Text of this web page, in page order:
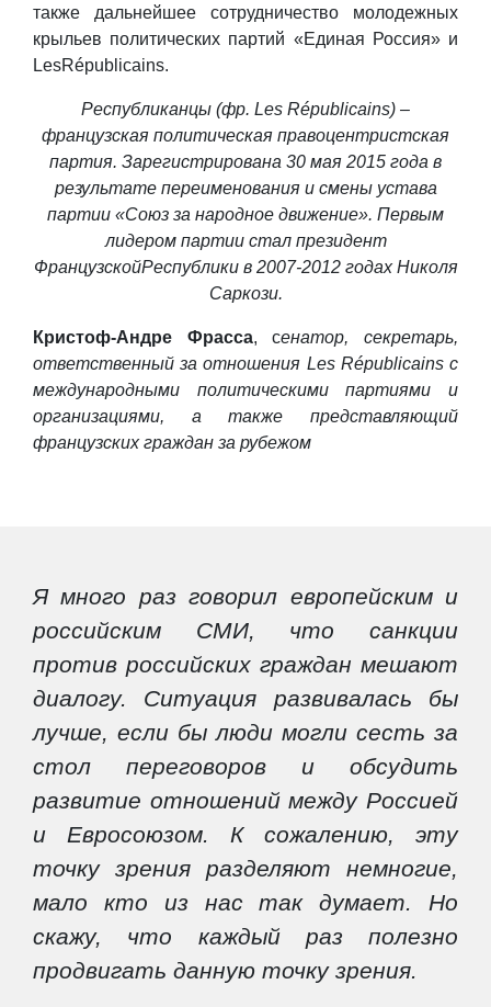
также дальнейшее сотрудничество молодежных
крыльев политических партий «Единая Россия» и
LesRépublicains.
Республиканцы (фр. Les Républicains) –
французская политическая правоцентристская
партия. Зарегистрирована 30 мая 2015 года в
результате переименования и смены устава
партии «Союз за народное движение». Первым
лидером партии стал президент
ФранцузскойРеспублики в 2007-2012 годах Николя
Саркози.
Кристоф-Андре Фрасса, сенатор, секретарь,
ответственный за отношения Les Républicains с
международными политическими партиями и
организациями, а также представляющий
французских граждан за рубежом
Я много раз говорил европейским и
российским СМИ, что санкции
против российских граждан мешают
диалогу. Ситуация развивалась бы
лучше, если бы люди могли сесть за
стол переговоров и обсудить
развитие отношений между Россией
и Евросоюзом. К сожалению, эту
точку зрения разделяют немногие,
мало кто из нас так думает. Но
скажу, что каждый раз полезно
продвигать данную точку зрения.